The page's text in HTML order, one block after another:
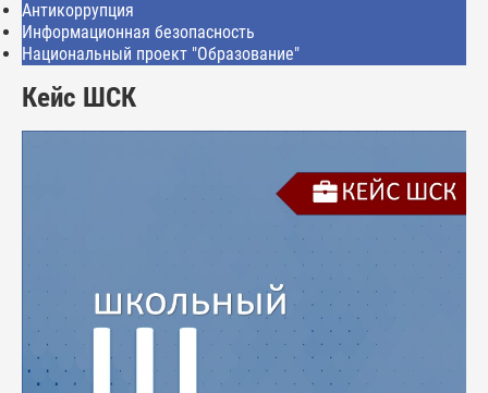
Антикоррупция
Информационная безопасность
Национальный проект "Образование"
Кейс ШСК